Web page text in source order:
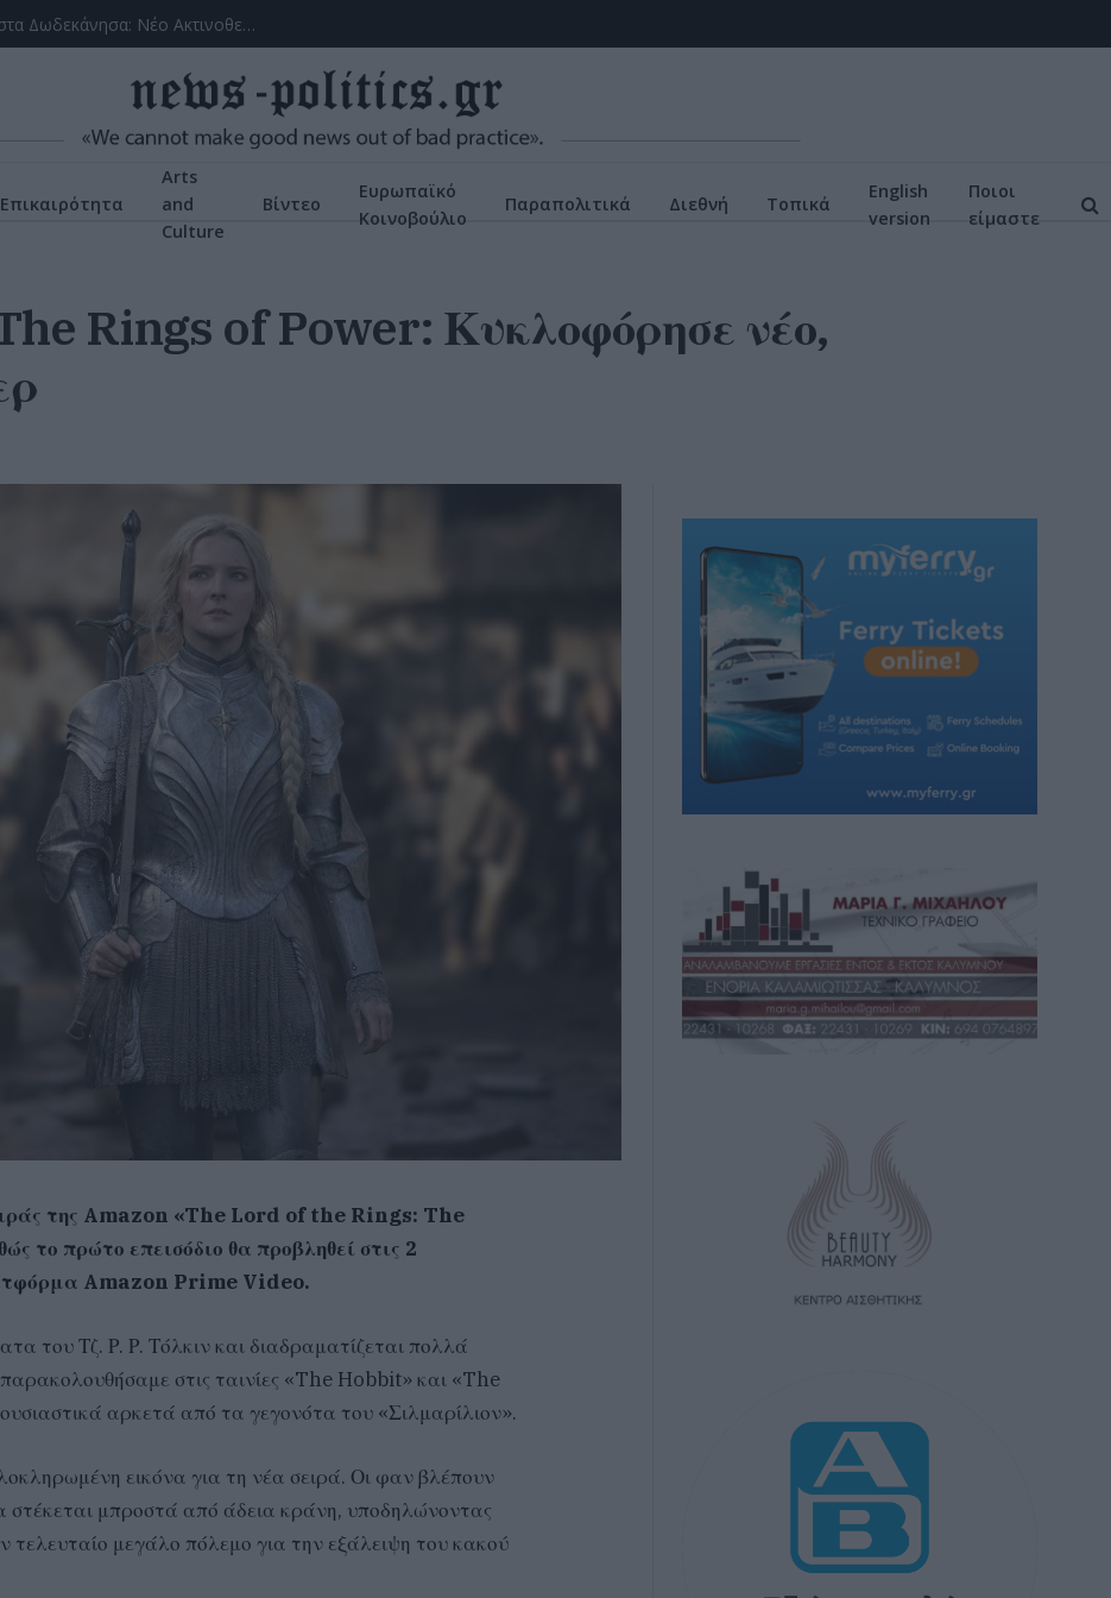
(VIDEOS) Αλλάζει ο υγειονομικός χάρτης στα Δωδεκάνησα: Νέο Ακτινοθεραπευτικό Κέντρο και ενίσχυση του ΕΣΥ στη Ρόδο, σύμφωνα με τον υπ. Υγείας, Άδωνη Γεωργιάδη
Επικαιρότητα
Arts
and
Culture
Βίντεο
Ευρωπαϊκό
Κοινοβούλιο
Παραπολιτικά Διεθνή Τοπικά
English
version
Ποιοι
είμαστε
Rings of Power: Κυκλοφόρησε νέο,
της Amazon «The Lord of the Rings: The
το πρώτο επεισόδιο θα προβληθεί στις 2
Amazon Prime Video.
του Τζ. Ρ. Ρ. Τόλκιν και διαδραματίζεται πολλά
στις ταινίες «The Hobbit» και «The
αρκετά από τα γεγονότα του «Σιλμαρίλιον».
εικόνα για τη νέα σειρά. Οι φαν βλέπουν
μπροστά από άδεια κράνη, υποδηλώνοντας
τελευταίο μεγάλο πόλεμο για την εξάλειψη του κακού